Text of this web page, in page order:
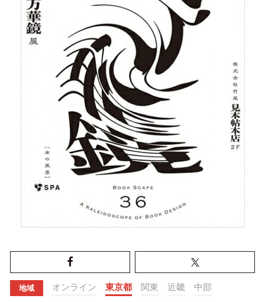
地域 オンライン 東京都 関東 近畿 中部